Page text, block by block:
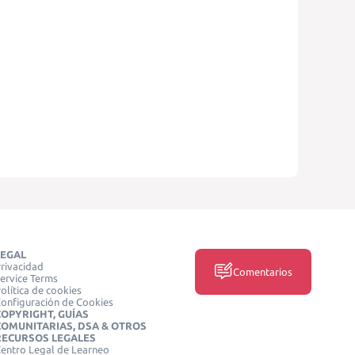
Terms
de cookies
de Cookies
GUÍAS
DSA & OTROS
LEGALES
Legal de Learneo
Comentarios